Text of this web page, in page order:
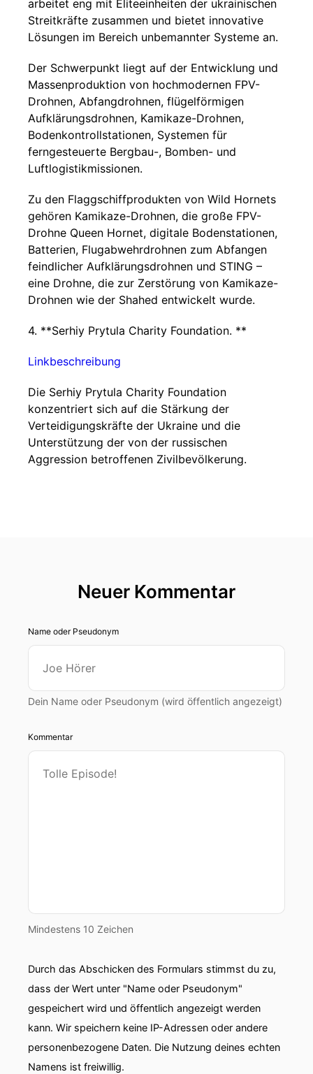
arbeitet eng mit Eliteeinheiten der ukrainischen
Streitkräfte zusammen und bietet innovative
Lösungen im Bereich unbemannter Systeme an.
Der Schwerpunkt liegt auf der Entwicklung und
Massenproduktion von hochmodernen FPV-
Drohnen, Abfangdrohnen, flügelförmigen
Aufklärungsdrohnen, Kamikaze-Drohnen,
Bodenkontrollstationen, Systemen für
ferngesteuerte Bergbau-, Bomben- und
Luftlogistikmissionen.
Zu den Flaggschiffprodukten von Wild Hornets
gehören Kamikaze-Drohnen, die große FPV-
Drohne Queen Hornet, digitale Bodenstationen,
Batterien, Flugabwehrdrohnen zum Abfangen
feindlicher Aufklärungsdrohnen und STING –
eine Drohne, die zur Zerstörung von Kamikaze-
Drohnen wie der Shahed entwickelt wurde.
4. **Serhiy Prytula Charity Foundation. **
Linkbeschreibung
Die Serhiy Prytula Charity Foundation
konzentriert sich auf die Stärkung der
Verteidigungskräfte der Ukraine und die
Unterstützung der von der russischen
Aggression betroffenen Zivilbevölkerung.
Neuer Kommentar
Name oder Pseudonym
Dein Name oder Pseudonym (wird öffentlich angezeigt)
Kommentar
Mindestens 10 Zeichen
Durch das Abschicken des Formulars stimmst du zu,
dass der Wert unter "Name oder Pseudonym"
gespeichert wird und öffentlich angezeigt werden
kann. Wir speichern keine IP-Adressen oder andere
personenbezogene Daten. Die Nutzung deines echten
Namens ist freiwillig.